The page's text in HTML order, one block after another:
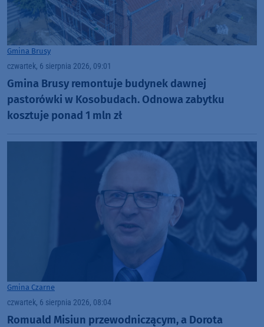
Gmina Brusy
czwartek, 6 sierpnia 2026, 09:01
Gmina Brusy remontuje budynek dawnej
pastorówki w Kosobudach. Odnowa zabytku
kosztuje ponad 1 mln zł
Gmina Czarne
czwartek, 6 sierpnia 2026, 08:04
Romuald Misiun przewodniczącym, a Dorota